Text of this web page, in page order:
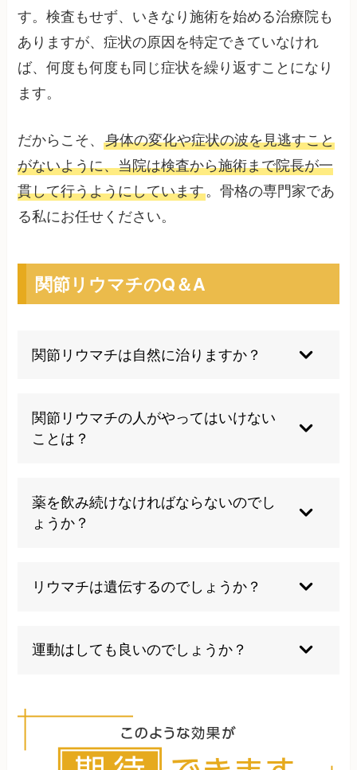
す。検査もせず、いきなり施術を始める治療院も
ありますが、症状の原因を特定できていなけれ
ば、何度も何度も同じ症状を繰り返すことになり
ます。
だからこそ、身体の変化や症状の波を見逃すこと
がないように、当院は検査から施術まで院長が一
貫して行うようにしています。骨格の専門家であ
る私にお任せください。
関節リウマチのQ＆A
関節リウマチは自然に治りますか？
より寛解状態を維持することは可能です。当院で
は体のバランスを整えることで自然治癒力を高め
関節リウマチの人がやってはいけない
ことは？
ください。当院では日常生活での注意点や正しい
体の使い方について詳しく指導いたします。
薬を飲み続けなければならないのでし
ょうか？
により薬の減量も期待できます。当院では薬に頼
らない根本的な体質改善を目指しています。
リウマチは遺伝するのでしょうか？
いとされています。体のバランスを整え、免疫力
を向上させることで予防効果が期待できます。
運動はしても良いのでしょうか？
一人ひとりの状態に合わせた運動指導を行い、安
全で効果的な運動をご提案いたします。